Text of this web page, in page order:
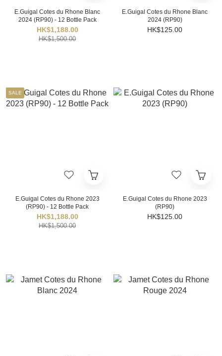
E.Guigal Cotes du Rhone Blanc
2024 (RP90) - 12 Bottle Pack
HK$1,188.00
HK$1,500.00
E.Guigal Cotes du Rhone Blanc
2024 (RP90)
HK$125.00
SALE
E.Guigal Cotes du Rhone 2023
(RP90) - 12 Bottle Pack
HK$1,188.00
HK$1,500.00
E.Guigal Cotes du Rhone 2023
(RP90)
HK$125.00